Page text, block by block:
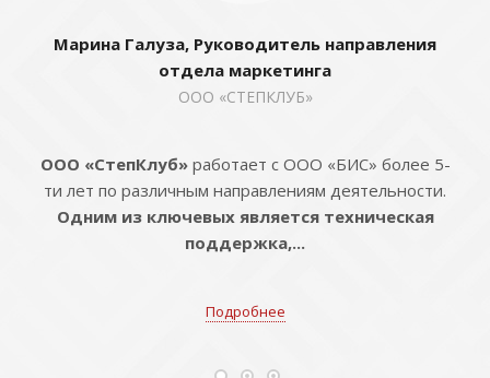
Марина Галуза, Руководитель направления
отдела маркетинга
ООО «СТЕПКЛУБ»
ООО «СтепКлуб»работает с ООО «БИС» более 5-
ти лет по различным направлениям деятельности.
Одним из ключевых является техническая
поддержка,...
Подробнее